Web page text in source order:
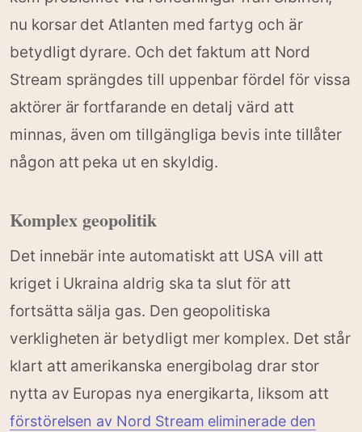
nu korsar det Atlanten med fartyg och är
betydligt dyrare. Och det faktum att Nord
Stream sprängdes till uppenbar fördel för vissa
aktörer är fortfarande en detalj värd att
minnas, även om tillgängliga bevis inte tillåter
någon att peka ut en skyldig.
Komplex geopolitik
Det innebär inte automatiskt att USA vill att
kriget i Ukraina aldrig ska ta slut för att
fortsätta sälja gas. Den geopolitiska
verkligheten är betydligt mer komplex. Det står
klart att amerikanska energibolag drar stor
nytta av Europas nya energikarta, liksom att
förstörelsen av Nord Stream eliminerade den